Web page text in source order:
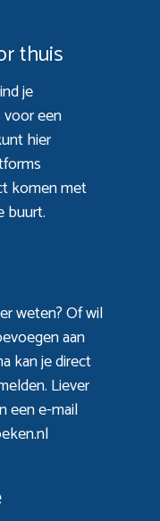
thuis
je
een
hier
komen met
buurt.
weten? Of wil
aan
kan je direct
Liever
een e-mail